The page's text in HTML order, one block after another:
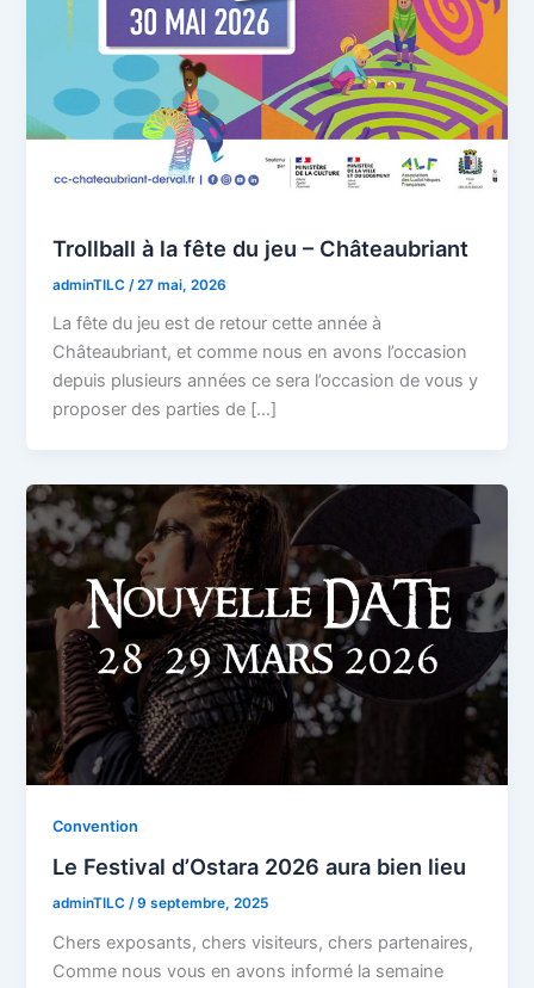
Trollball à la fête du jeu – Châteaubriant
adminTILC /27 mai, 2026
La fête du jeu est de retour cette année à
Châteaubriant, et comme nous en avons l’occasion
depuis plusieurs années ce sera l’occasion de vous y
proposer des parties de […]
Convention
Le Festival d’Ostara 2026 aura bien lieu
adminTILC/9 septembre, 2025
Chers exposants, chers visiteurs, chers partenaires,
Comme nous vous en avons informé la semaine